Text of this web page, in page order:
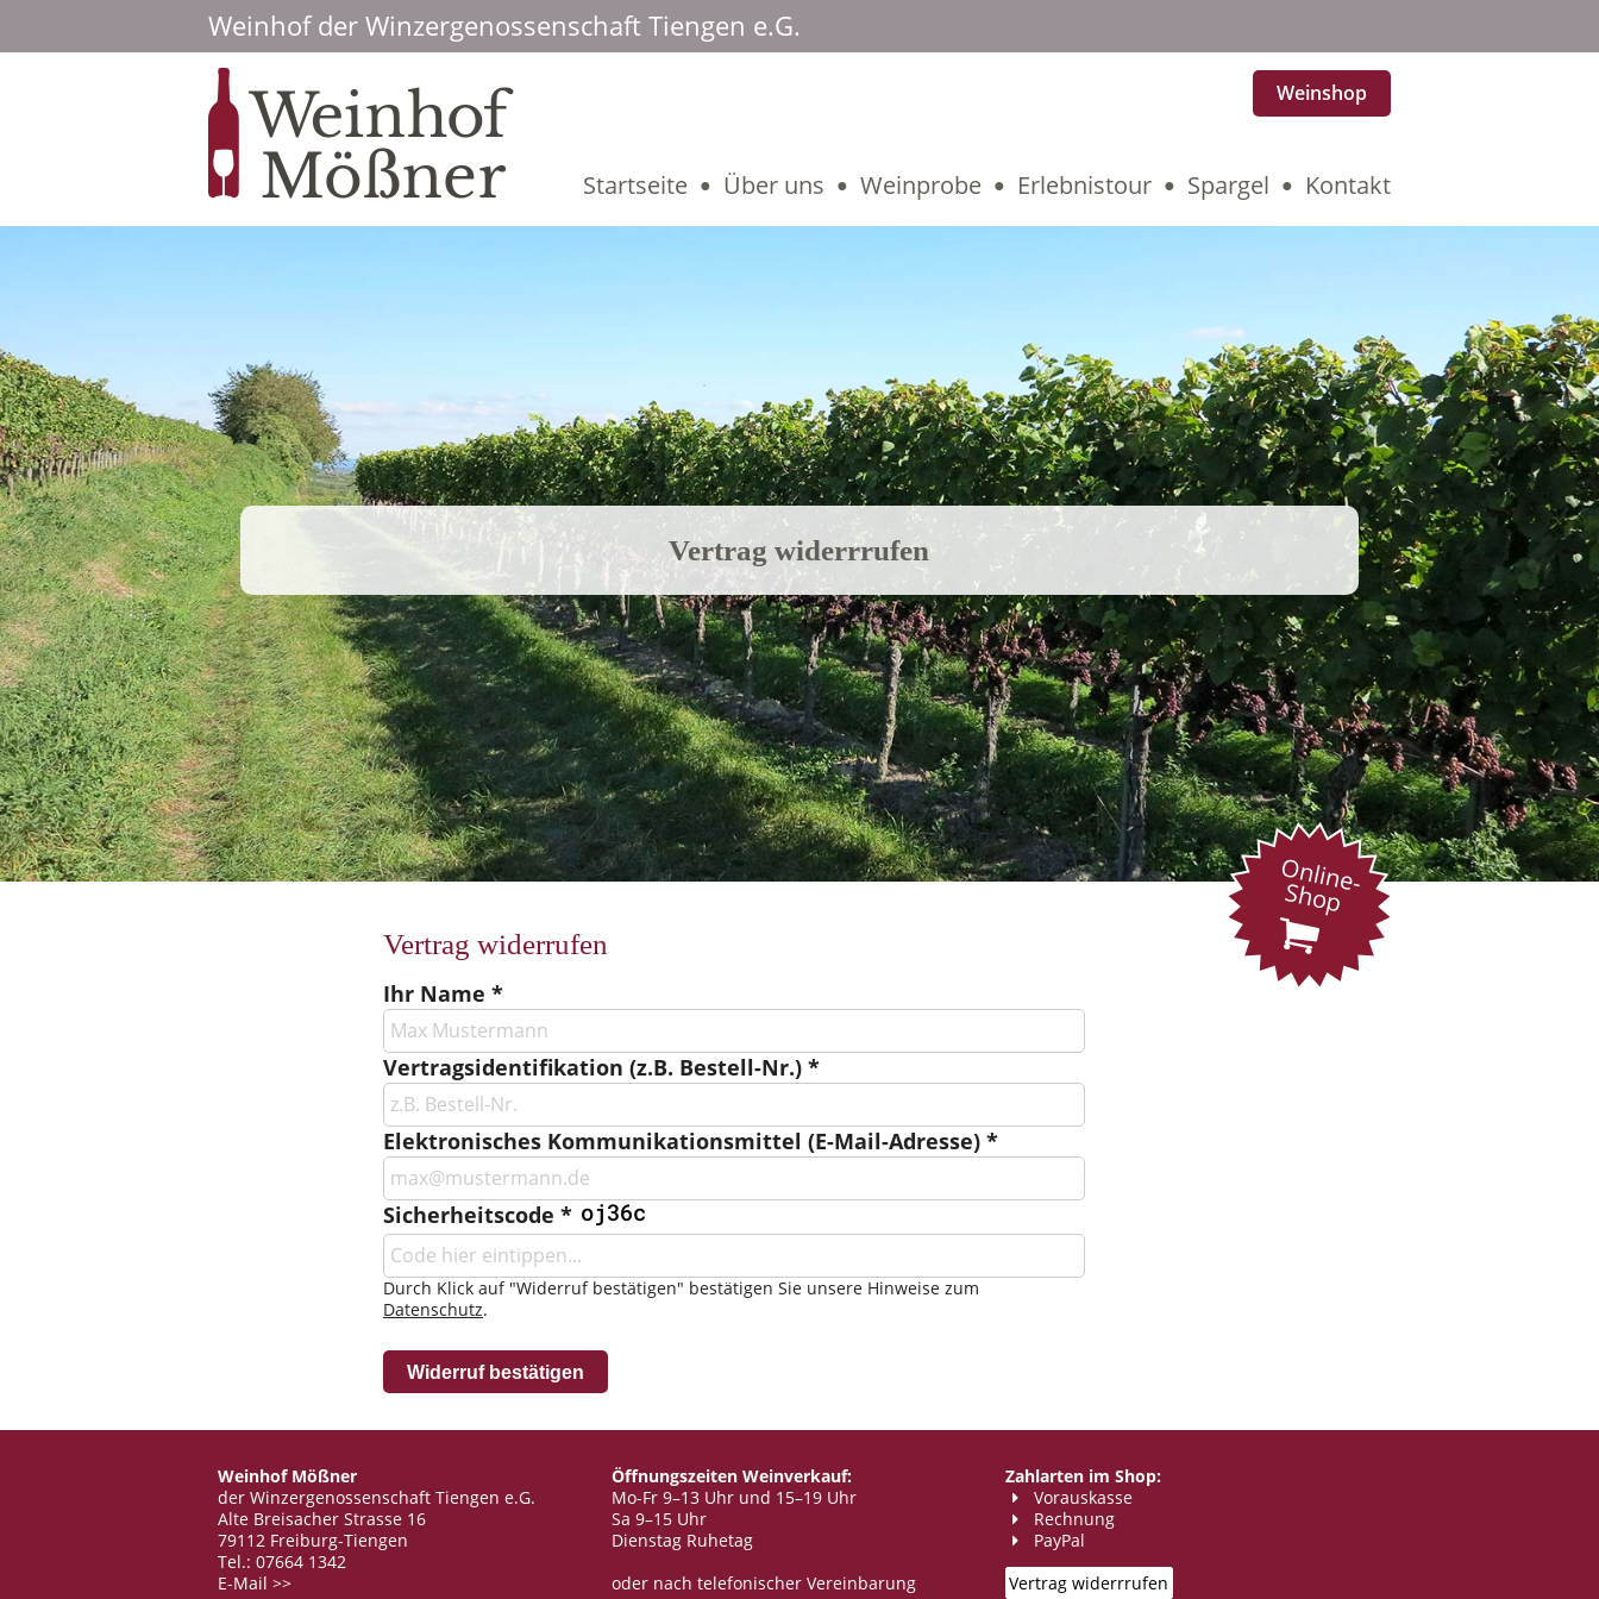
Weinhof der Winzergenossenschaft Tiengen e.G.
Weinshop
Startseite ● Über uns ● Weinprobe ● Erlebnistour ● Spargel ● Kontakt
Vertrag widerrrufen
Vertrag widerrufen
Ihr Name *
Vertragsidentifikation (z.B. Bestell-Nr.) *
Elektronisches Kommunikationsmittel (E-Mail-Adresse) *
Sicherheitscode *
Durch Klick auf "Widerruf bestätigen" bestätigen Sie unsere Hinweise zum
Datenschutz.
Widerruf bestätigen
Weinhof Mößner
der Winzergenossenschaft Tiengen e.G.
Alte Breisacher Strasse 16
79112 Freiburg-Tiengen
Tel.: 07664 1342
E-Mail >>
Öffnungszeiten Weinverkauf:
Mo-Fr 9–13 Uhr und 15–19 Uhr
Sa 9–15 Uhr
Dienstag Ruhetag
oder nach telefonischer Vereinbarung
Zahlarten im Shop:
Vorauskasse
Rechnung
PayPal
Vertrag widerrrufen